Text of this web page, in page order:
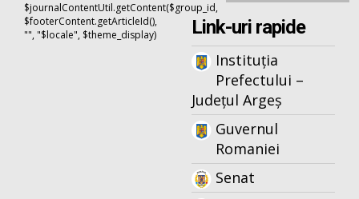
$journalContentUtil.getContent($group_id,
$footerContent.getArticleId(),
"", "$locale", $theme_display)
Link-uri rapide
Instituția
Prefectului –
Județul Argeș
Guvernul
Romaniei
Senat